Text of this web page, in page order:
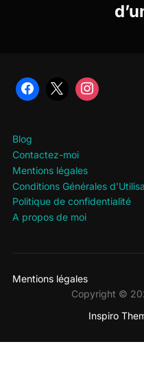
Blog
Contactez-moi
Mentions légales
Conditions Générales
Politique de confidentialité
A propos de moi
Mentions légales
Copyright ©
Inspiro